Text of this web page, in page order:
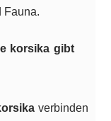
Fauna.
korsika gibt
verbinden